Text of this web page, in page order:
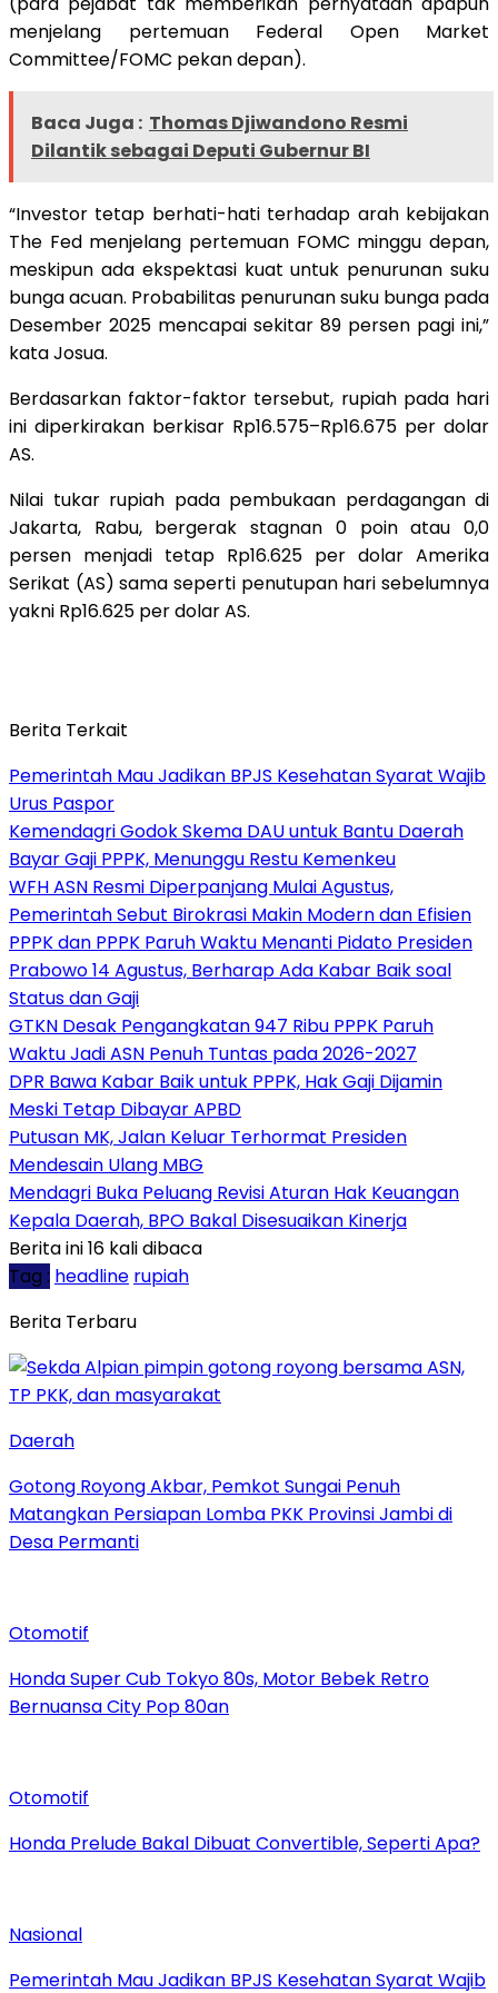
menjelang pertemuan Federal Open Market
Committee/FOMC pekan depan).
Baca Juga : Thomas Djiwandono Resmi
Dilantik sebagai Deputi Gubernur BI
“Investor tetap berhati-hati terhadap arah kebijakan
The Fed menjelang pertemuan FOMC minggu depan,
meskipun ada ekspektasi kuat untuk penurunan suku
bunga acuan. Probabilitas penurunan suku bunga pada
Desember 2025 mencapai sekitar 89 persen pagi ini,”
kata Josua.
Berdasarkan faktor-faktor tersebut, rupiah pada hari
ini diperkirakan berkisar Rp16.575–Rp16.675 per dolar
AS.
Nilai tukar rupiah pada pembukaan perdagangan di
Jakarta, Rabu, bergerak stagnan 0 poin atau 0,0
persen menjadi tetap Rp16.625 per dolar Amerika
Serikat (AS) sama seperti penutupan hari sebelumnya
yakni Rp16.625 per dolar AS.
Berita Terkait
Pemerintah Mau Jadikan BPJS Kesehatan Syarat Wajib
Urus Paspor
Kemendagri Godok Skema DAU untuk Bantu Daerah
Bayar Gaji PPPK, Menunggu Restu Kemenkeu
WFH ASN Resmi Diperpanjang Mulai Agustus,
Pemerintah Sebut Birokrasi Makin Modern dan Efisien
PPPK dan PPPK Paruh Waktu Menanti Pidato Presiden
Prabowo 14 Agustus, Berharap Ada Kabar Baik soal
Status dan Gaji
GTKN Desak Pengangkatan 947 Ribu PPPK Paruh
Waktu Jadi ASN Penuh Tuntas pada 2026-2027
DPR Bawa Kabar Baik untuk PPPK, Hak Gaji Dijamin
Meski Tetap Dibayar APBD
Putusan MK, Jalan Keluar Terhormat Presiden
Mendesain Ulang MBG
Mendagri Buka Peluang Revisi Aturan Hak Keuangan
Kepala Daerah, BPO Bakal Disesuaikan Kinerja
Berita ini 16 kali dibaca
Tag : headline rupiah
Berita Terbaru
Daerah
Gotong Royong Akbar, Pemkot Sungai Penuh
Matangkan Persiapan Lomba PKK Provinsi Jambi di
Desa Permanti
Otomotif
Honda Super Cub Tokyo 80s, Motor Bebek Retro
Bernuansa City Pop 80an
Otomotif
Honda Prelude Bakal Dibuat Convertible, Seperti Apa?
Nasional
Pemerintah Mau Jadikan BPJS Kesehatan Syarat Wajib